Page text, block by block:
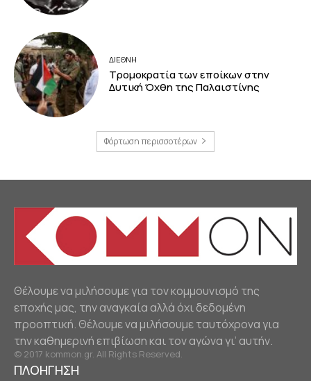
ΔΙΕΘΝΗ
Τρομοκρατία των εποίκων στην
Δυτική Όχθη της Παλαιστίνης
Φόρτωση περισσοτέρων
Θέλουμε να μιλήσουμε για τον κομμουνισμό της
εποχής μας, την αναγκαία αλλά όχι δεδομένη
προοπτική. Θέλουμε να μιλήσουμε ταυτόχρονα για
την καθημερινή επιβίωση και τον αγώνα γι’ αυτήν.
© 2017 kommon.gr. All Rights Reserved.
ΠΛΟΗΓΗΣΗ